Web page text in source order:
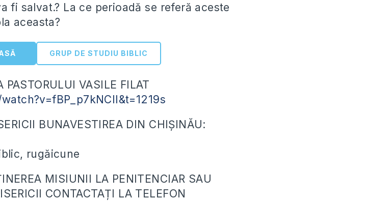
fi salvat.? La ce perioadăse referă aceste
aceasta?
GRUP DE STUDIU BIBLIC
PASTORULUI VASILE FILAT
BUNAVESTIREA DIN CHIȘINĂU:
rugăicune
MISIUNII LA PENITENCIAR SAU
CONTACTAȚI LA TELEFON